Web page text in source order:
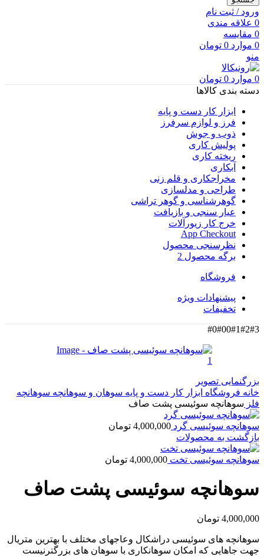
ورود / ثبت نام
0 علاقه مندی
0 مقایسه
0 موارد 0 تومان
منو
0 موارد 0 تومان
دسته بندی کالاها
ابزار کار دست و پایه
فرز و لوازم سرفرز
ذوب و جوش
پولیش کاری
ریخته کاری
آبکاری
مخراجکاری و قلم زنی
طراحی و مدلسازی
گوهرشناسی و گوهر تراشی
عیار سنجی و بازیافت
خرج کار زیورآلات
App Checkout
نظرسنجی محصول
برگه محصول 2
فروشگاه
پیشنهادات ویژه
تخفیفات
#0#00#1#2#3
بزرگنمایی تصویر
خانه فروشگاه ابزار کار دست و پایه سوهان و سوهانچه سوهانچه
فلز سوهانچه سوئیسی پشت صاف
سوهانچه سوئیسی گرد 4,000,000 تومان
بازگشت به محصولات
سوهانچه سوئیسی تخت 4,000,000 تومان
سوهانچه سوئیسی پشت صاف
4,000,000 تومان
سوهانچه های سوئیسی دراشکال وعاجهای مختلف با بهترین متریال
جهت جاهایی که امکان سوهانکاری با سوهان های بزرگترنیست